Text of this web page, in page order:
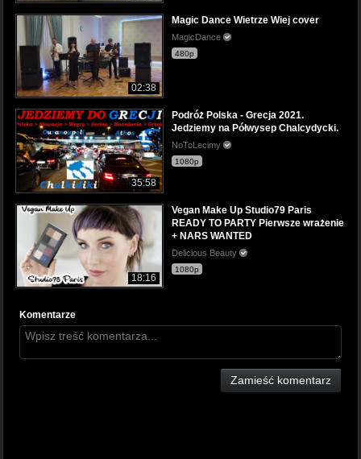
02:38
Magic Dance Wietrze Wiej cover
MagicDance
480p
35:58
Podróż Polska - Grecja 2021.
Jedziemy na Półwysep Chalcydycki.
NoToLecimy
1080p
18:16
Vegan Make Up Studio79 Paris
READY TO PARTY Pierwsze wrażenie
+ NARS WANTED
Delicious Beauty
1080p
Komentarze
Zamieść komentarz